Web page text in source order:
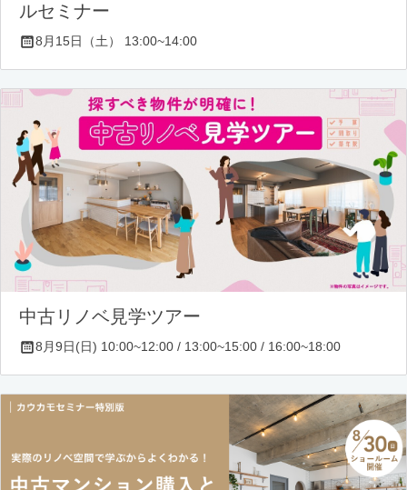
ルセミナー
8月15日（土） 13:00~14:00
中古リノベ見学ツアー
8月9日(日) 10:00~12:00 / 13:00~15:00 / 16:00~18:00